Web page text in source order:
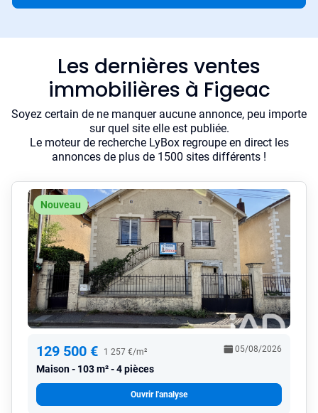
Les dernières ventes
immobilières à Figeac
Soyez certain de ne manquer aucune annonce, peu importe
sur quel site elle est publiée.
Le moteur de recherche LyBox regroupe en direct les
annonces de plus de 1500 sites différents !
Nouveau
129 500 € 1 257 €/m²
Maison 103 m² - 4 pièces
05/08/2026
Ouvrir l'analyse